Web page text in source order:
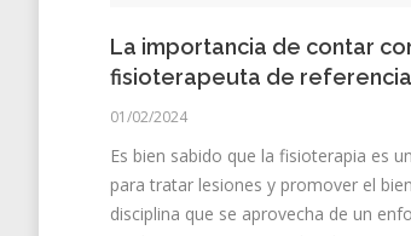
La importancia de contar
fisioterapeuta de referencia
01/02/2024
Es bien sabido que la fisioterapia es
para tratar lesiones y promover el
disciplina que se aprovecha de un